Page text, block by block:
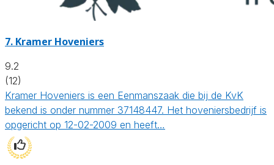
7. Kramer Hoveniers
9.2
(12)
Kramer Hoveniers is een Eenmanszaak die bij de KvK
bekend is onder nummer 37148447. Het hoveniersbedrijf is
opgericht op 12-02-2009 en heeft…